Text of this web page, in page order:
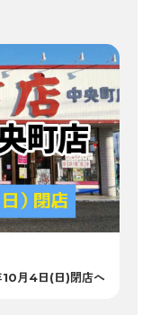
月4日(日)閉店へ